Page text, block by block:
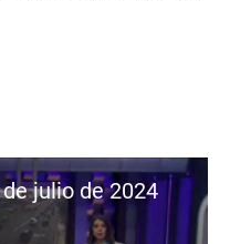
julio de 2024